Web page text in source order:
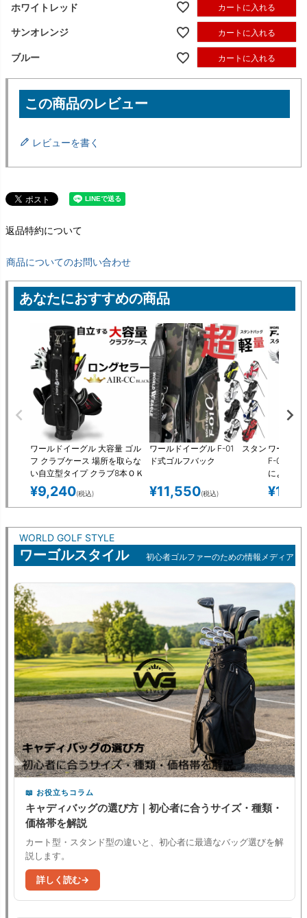
ホワイトレッド カートに入れる
サンオレンジ カートに入れる
ブルー カートに入れる
レビューを書く
返品特約について
商品についてのお問い合わせ
あなたにおすすめの商品
ワールドイーグル 大容量 ゴル
フ クラブケース 場所を取らな
い自立型タイプ クラブ8本ＯＫ
人気のフード付きで練習場にも
最適 男性も女性も使えます！ゴ
ルフバッグ キャディバッグ 練
¥9,240(税込)
ワールドイーグル F-01 スタン
ド式ゴルフバック
¥11,550(税込)
ワールド
F-01 スタ
により安
ャディバ
戸木プロ
¥
WORLD GOLF STYLE
ワーゴルスタイル 初心者ゴルファーのための情報メディア
お役立ちコラム
キャディバッグの選び方｜初心者に合うサイズ・種類・
価格帯を解説
カート型・スタンド型の違いと、初心者に最適なバッグ選びを解
説します。
詳しく読む